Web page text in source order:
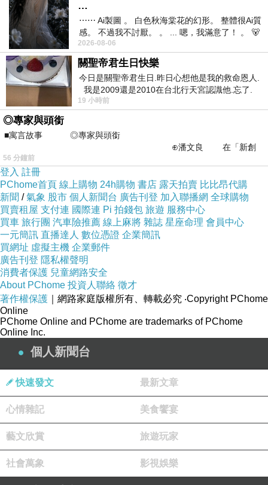
…
⋯⋯ Ai製圖 。 白色秋海棠花的幻形。 整體很Ai質
感。 不過我不討厭。 。 ... 嗯，我滿意了！ 。 🐻
昨中
2026-08-06
關聖帝君生日快樂
今日是關聖帝君生日.昨日心想他是我的救命恩人.
我是2009還是2010在台北行天宮認識他.忘了.
一個奇摩交友的網友學
19 小時前
◎專家與頭銜
■寓言故事 ◎專家與頭銜
⊕潘文良 在「新創
之谷」裡——
56 分鐘前
登入 註冊
PChome首頁 線上購物 24h購物 書店 露天拍賣 比比昂代購
新聞 /氣象 股市 個人新聞台 廣告刊登 加入聯播網 全球購物
買賣租屋 支付連 國際連 Pi 拍錢包 旅遊 服務中心
買車 旅行團 汽車險推薦 線上麻將 雜誌 星座命理 會員中心
一元簡訊 直播達人 數位憑證 企業簡訊
買網址 虛擬主機 企業郵件
廣告刊登 隱私權聲明
消費者保護 兒童網路安全
About PChome 投資人聯絡 徵才
著作權保護 ｜網路家庭版權所有、轉載必究 ‧Copyright PChome
Online
PChome Online and PChome are trademarks of PChome
Online Inc.
個人新聞台
快速發文 最新文章
心情雜記 美食饗宴
藝文欣賞 旅遊玩家
社會萬象 影視娛樂